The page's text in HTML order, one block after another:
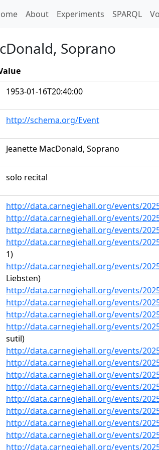
(current)
About Experiments SPARQL
Soprano
1953-01-16T20:40:00
http://schema.org/Event
Jeanette MacDonald, Soprano
solo recital
http://data.carnegiehall.org/events/
http://data.carnegiehall.org/events/
http://data.carnegiehall.org/events/
http://data.carnegiehall.org/events/
1)
http://data.carnegiehall.org/events/
Liebsten)
http://data.carnegiehall.org/events/
http://data.carnegiehall.org/events/
http://data.carnegiehall.org/events/
http://data.carnegiehall.org/events/
sutil)
http://data.carnegiehall.org/events/
http://data.carnegiehall.org/events/
http://data.carnegiehall.org/events/
http://data.carnegiehall.org/events/
http://data.carnegiehall.org/events/
http://data.carnegiehall.org/events/
http://data.carnegiehall.org/events/
http://data.carnegiehall.org/events/
http://data.carnegiehall.org/events/